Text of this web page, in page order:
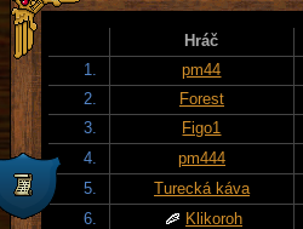
Hráč
1.
pm44
2.
Forest
3.
Figo1
4.
pm444
5.
Turecká káva
6.
Klikoroh